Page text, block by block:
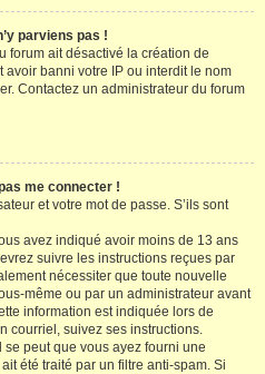
parviens pas !
forum ait désactivé la création de
banni votre IP ou interdit le nom
Contactez un administrateur du forum
me connecter !
et votre mot de passe. S’ils sont
avez indiqué avoir moins de 13 ans
suivre les instructions reçues par
nécessiter que toute nouvelle
même ou par un administrateur avant
information est indiquée lors de
courriel, suivez ses instructions.
se peut que vous ayez fourni une
été traité par un filtre anti-spam. Si